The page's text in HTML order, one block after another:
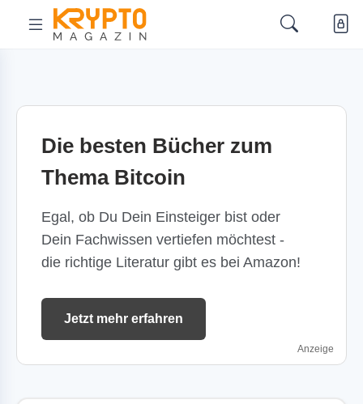
Die besten Bücher zum
Thema Bitcoin
Egal, ob Du Dein Einsteiger bist oder
Dein Fachwissen vertiefen möchtest -
die richtige Literatur gibt es bei Amazon!
Jetzt mehr erfahren
Anzeige